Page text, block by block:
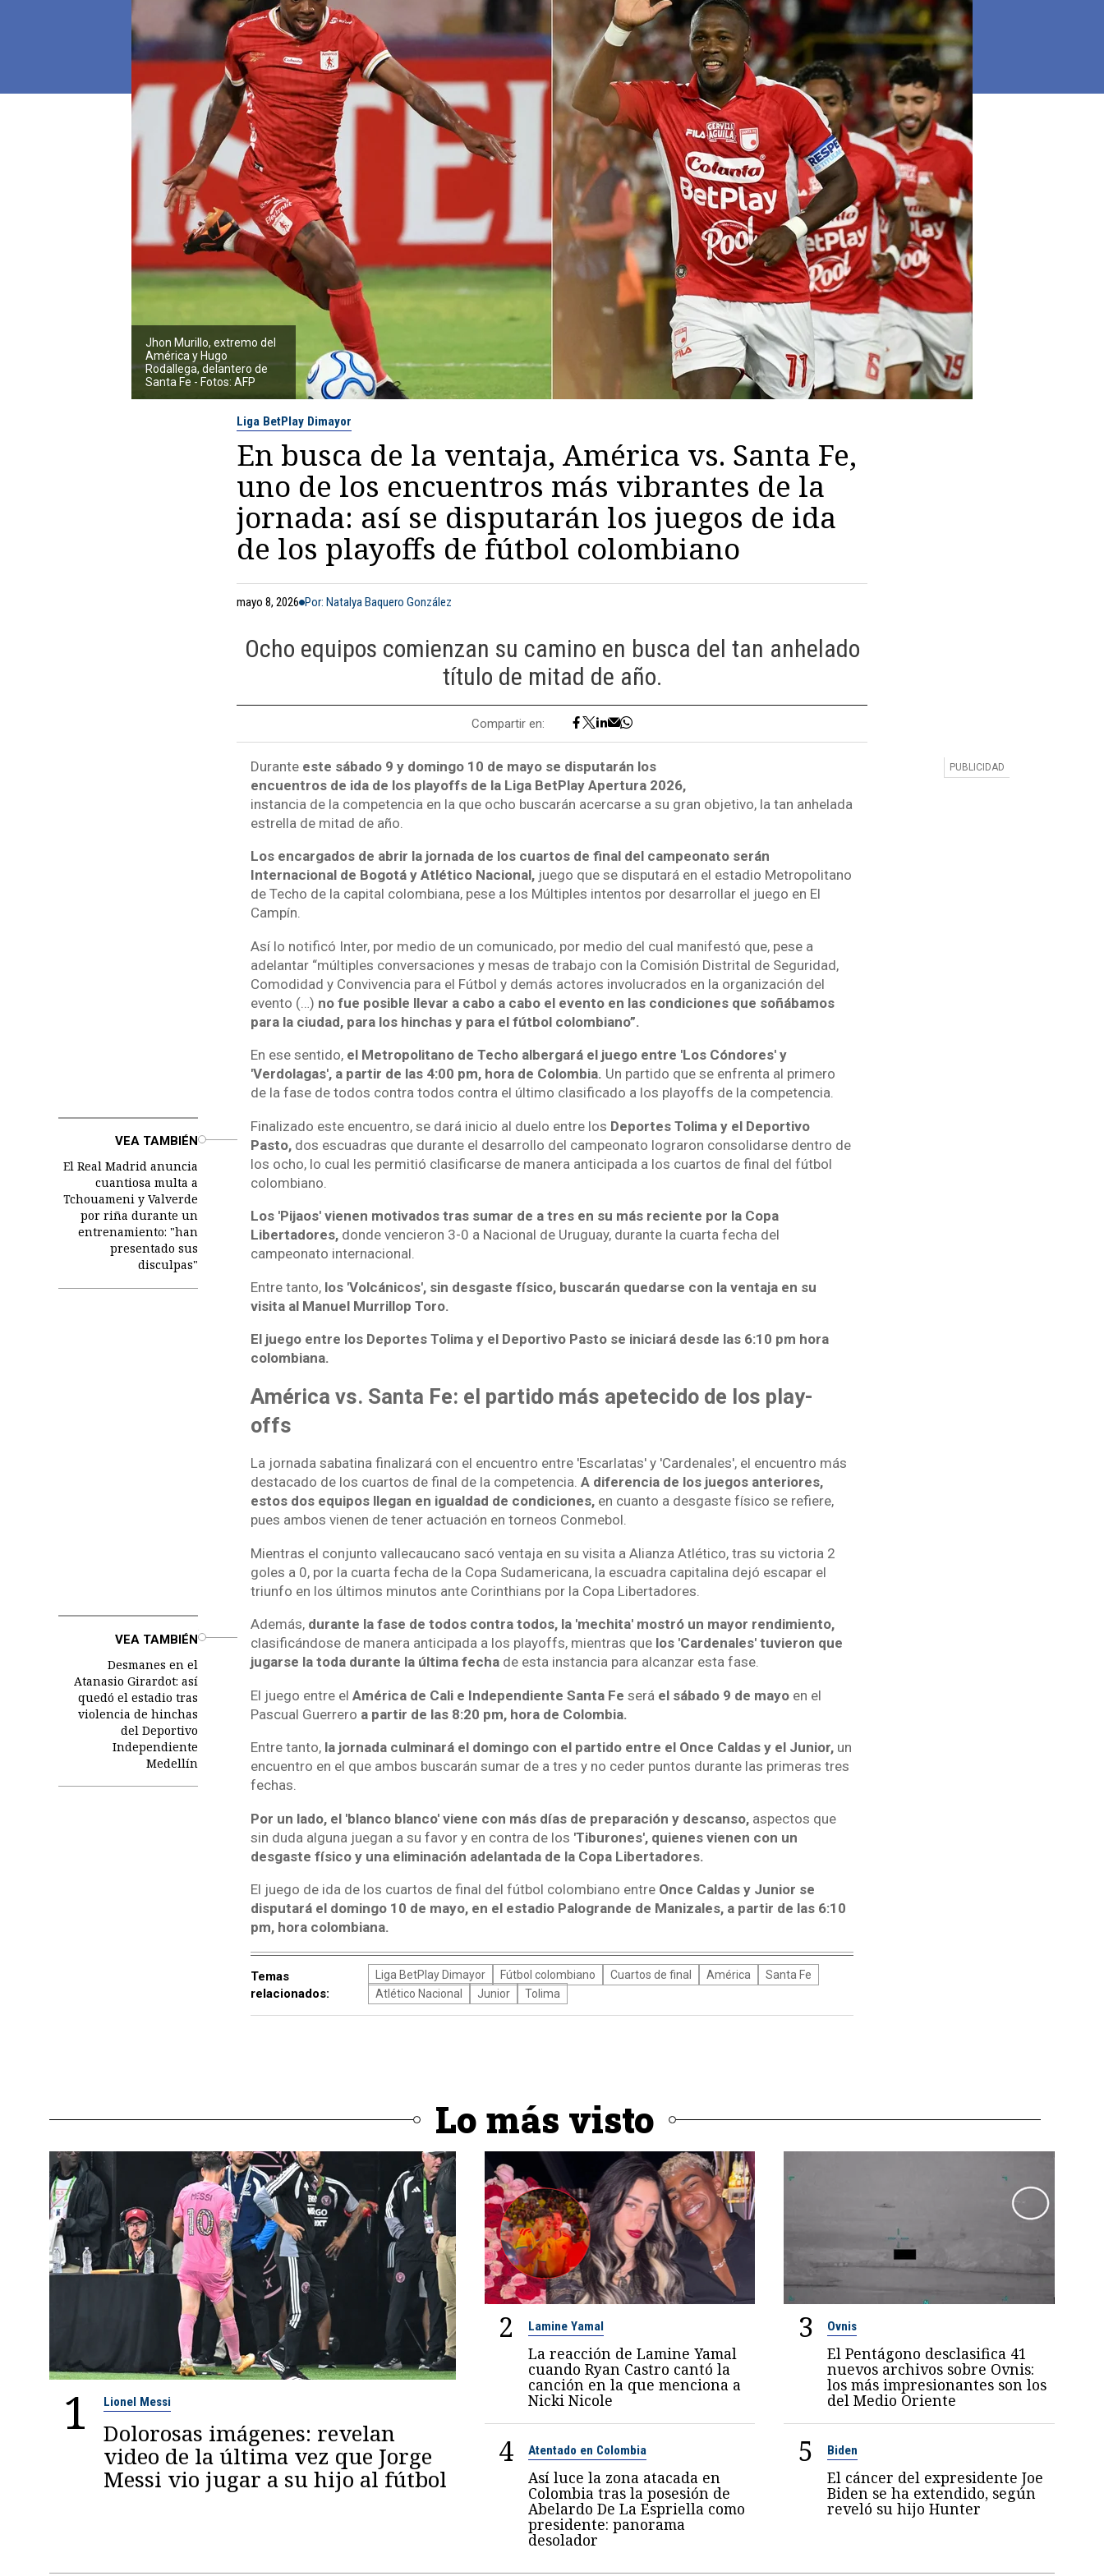
Jhon Murillo, extremo del
América y Hugo
Rodallega, delantero de
Santa Fe - Fotos: AFP
Liga BetPlay Dimayor
En busca de la ventaja, América vs. Santa Fe,
uno de los encuentros más vibrantes de la
jornada: así se disputarán los juegos de ida
de los playoffs de fútbol colombiano
mayo 8, 2026 Por: Natalya Baquero González
Ocho equipos comienzan su camino en busca del tan anhelado
título de mitad de año.
Compartir en:
Durante este sábado 9 y domingo 10 de mayo se disputarán los
encuentros de ida de los playoffs de la Liga BetPlay Apertura 2026,
instancia de la competencia en la que ocho buscarán acercarse a su gran objetivo, la tan anhelada
estrella de mitad de año.
Los encargados de abrir la jornada de los cuartos de final del campeonato serán
Internacional de Bogotá y Atlético Nacional,juego que se disputará en el estadio Metropolitano
de Techo de la capital colombiana, pese a los Múltiples intentos por desarrollar el juego en El
Campín.
Así lo notificó Inter, por medio de un comunicado, por medio del cual manifestó que, pese a
adelantar “múltiples conversaciones y mesas de trabajo con la Comisión Distrital de Seguridad,
Comodidad y Convivencia para el Fútbol y demás actores involucrados en la organización del
evento (…) no fue posible llevar a cabo a cabo el evento en las condiciones que soñábamos
para la ciudad, para los hinchas y para el fútbol colombiano”.
En ese sentido, el Metropolitano de Techo albergará el juego entre 'Los Cóndores' y
'Verdolagas', a partir de las 4:00 pm, hora de Colombia. Un partido que se enfrenta al primero
de la fase de todos contra todos contra el último clasificado a los playoffs de la competencia.
VEA TAMBIÉN
El Real Madrid anuncia
cuantiosa multa a
Tchouameni y Valverde
por riña durante un
entrenamiento: "han
presentado sus
disculpas"
Finalizado este encuentro, se dará inicio al duelo entre los Deportes Tolima y el Deportivo
Pasto,dos escuadras que durante el desarrollo del campeonato lograron consolidarse dentro de
los ocho, lo cual les permitió clasificarse de manera anticipada a los cuartos de final del fútbol
colombiano.
Los 'Pijaos' vienen motivados tras sumar de a tres en su más reciente por la Copa
Libertadores,donde vencieron 3-0 a Nacional de Uruguay, durante la cuarta fecha del
campeonato internacional.
Entre tanto, los 'Volcánicos', sin desgaste físico, buscarán quedarse con la ventaja en su
visita al Manuel Murrillop Toro.
El juego entre los Deportes Tolima y el Deportivo Pasto se iniciará desde las 6:10 pm hora
colombiana.
América vs. Santa Fe: el partido más apetecido de los play-
offs
La jornada sabatina finalizará con el encuentro entre 'Escarlatas' y 'Cardenales', el encuentro más
destacado de los cuartos de final de la competencia. A diferencia de los juegos anteriores,
estos dos equipos llegan en igualdad de condiciones,en cuanto a desgaste físico se refiere,
pues ambos vienen de tener actuación en torneos Conmebol.
Mientras el conjunto vallecaucano sacó ventaja en su visita a Alianza Atlético, tras su victoria 2
goles a 0, por la cuarta fecha de la Copa Sudamericana, la escuadra capitalina dejó escapar el
triunfo en los últimos minutos ante Corinthians por la Copa Libertadores.
VEA TAMBIÉN
Desmanes en el
Atanasio Girardot: así
quedó el estadio tras
violencia de hinchas
del Deportivo
Independiente
Medellín
Además, durante la fase de todos contra todos, la 'mechita' mostró un mayor rendimiento,
clasificándose de manera anticipada a los playoffs, mientras que los 'Cardenales' tuvieron que
jugarse la toda durante la última fechade esta instancia para alcanzar esta fase.
El juego entre el América de Cali e Independiente Santa Fe será el sábado 9 de mayoen el
Pascual Guerrero a partir de las 8:20 pm, hora de Colombia.
Entre tanto, la jornada culminará el domingo con el partido entre el Once Caldas y el Junior,un
encuentro en el que ambos buscarán sumar de a tres y no ceder puntos durante las primeras tres
fechas.
Por un lado, el 'blanco blanco' viene con más días de preparación y descanso,aspectos que
sin duda alguna juegan a su favor y en contra de los 'Tiburones', quienes vienen con un
desgaste físico y una eliminación adelantada de la Copa Libertadores.
El juego de ida de los cuartos de final del fútbol colombiano entre Once Caldas y Junior se
disputará el domingo 10 de mayo, en el estadio Palogrande de Manizales, a partir de las 6:10
pm, hora colombiana.
Temas
relacionados:
Liga BetPlay Dimayor Fútbol colombiano Cuartos de final América
Santa Fe
Atlético Nacional
Junior Tolima
Lo más visto
1 Lionel Messi
Dolorosas imágenes: revelan
video de la última vez que Jorge
Messi vio jugar a su hijo al fútbol
2 Lamine Yamal
La reacción de Lamine Yamal
cuando Ryan Castro cantó la
canción en la que menciona a
Nicki Nicole
3 Ovnis
El Pentágono desclasifica 41
nuevos archivos sobre Ovnis:
los más impresionantes son los
del Medio Oriente
4 Atentado en Colombia
Así luce la zona atacada en
Colombia tras la posesión de
Abelardo De La Espriella como
presidente: panorama
desolador
5 Biden
El cáncer del expresidente Joe
Biden se ha extendido, según
reveló su hijo Hunter